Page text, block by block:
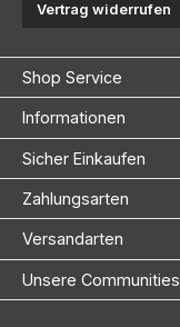
Vertrag widerrufen
Shop Service
Informationen
Sicher Einkaufen
Zahlungsarten
Versandarten
Unsere Communities